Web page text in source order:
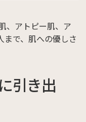
、アトピー肌、ア
まで、肌への優しさ
引き出